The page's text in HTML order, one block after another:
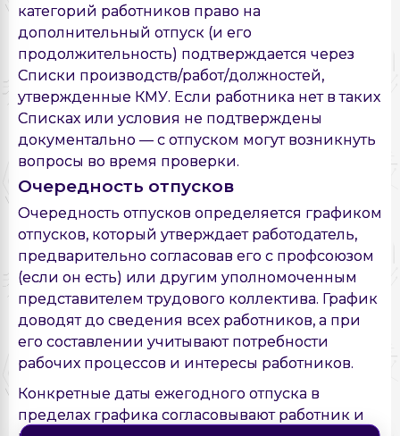
категорий работников право на
дополнительный отпуск (и его
продолжительность) подтверждается через
Списки производств/работ/должностей,
утвержденные КМУ. Если работника нет в таких
Списках или условия не подтверждены
документально — с отпуском могут возникнуть
вопросы во время проверки.
Очередность отпусков
Очередность отпусков определяется графиком
отпусков, который утверждает работодатель,
предварительно согласовав его с профсоюзом
(если он есть) или другим уполномоченным
представителем трудового коллектива. График
доводят до сведения всех работников, а при
его составлении учитывают потребности
рабочих процессов и интересы работников.
Конкретные даты ежегодного отпуска в
пределах графика согласовывают работник и